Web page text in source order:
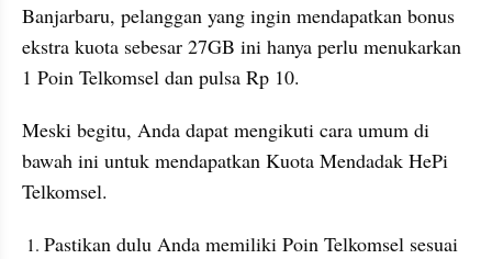
Banjarbaru, pelanggan yang ingin mendapatkan bonus
ekstra kuota sebesar 27GB ini hanya perlu menukarkan
1 Poin Telkomsel dan pulsa Rp 10.
Meski begitu, Anda dapat mengikuti cara umum di
bawah ini untuk mendapatkan Kuota Mendadak HePi
Telkomsel.
Pastikan dulu Anda memiliki Poin Telkomsel sesuai